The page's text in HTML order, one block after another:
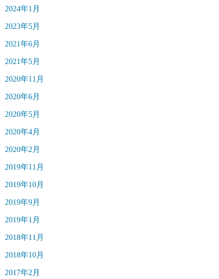
2024年1月
2023年5月
2021年6月
2021年5月
2020年11月
2020年6月
2020年5月
2020年4月
2020年2月
2019年11月
2019年10月
2019年9月
2019年1月
2018年11月
2018年10月
2017年2月